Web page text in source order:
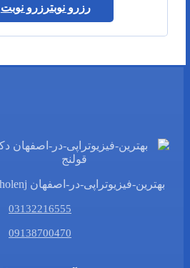
رزرو نوبترزرو نوبت
بهترین-فیزیوتراپی-در-اصفهان drgholenj
03132216555
09138700470